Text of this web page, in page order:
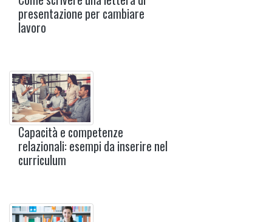
presentazione per cambiare
lavoro
Capacità e competenze
relazionali: esempi da inserire nel
curriculum